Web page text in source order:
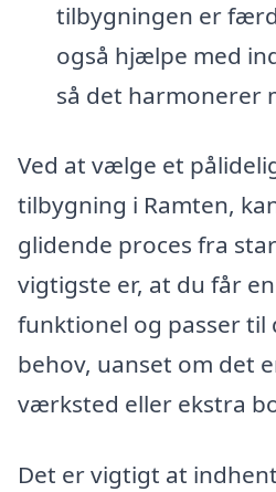
tilbygningen er
også hjælpe med
så det harmonerer
Ved at vælge et
tilbygning i Ramten,
glidende proces fra
vigtigste er, at du får
funktionel og passer til
behov, uanset om det
værksted eller ekstra
Det er vigtigt at